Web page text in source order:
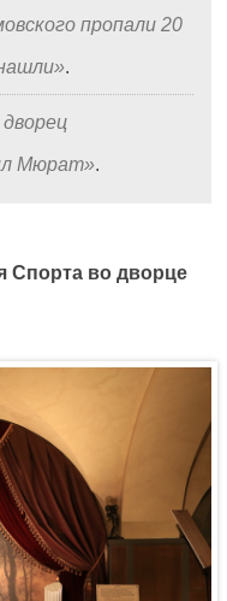
пропали 20
.
Мюрат .
Спорта во дворце